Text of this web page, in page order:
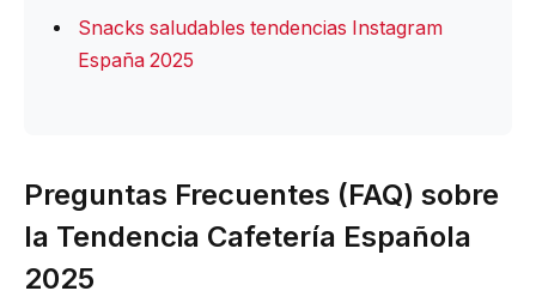
Snacks saludables tendencias Instagram
España 2025
Preguntas Frecuentes (FAQ) sobre
la Tendencia Cafetería Española
2025